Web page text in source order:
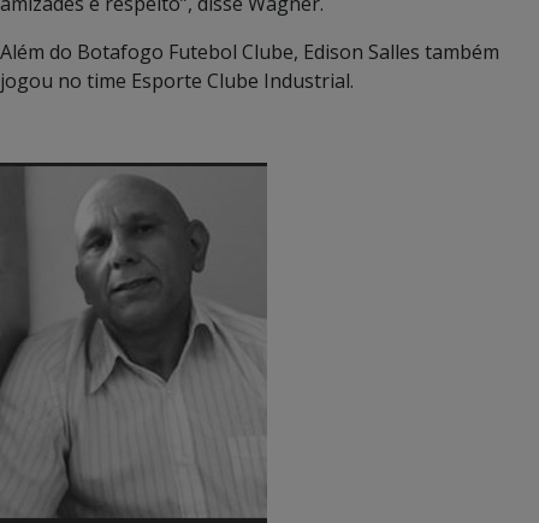
Além do Botafogo Futebol Clube, Edison Salles também
jogou no time Esporte Clube Industrial.